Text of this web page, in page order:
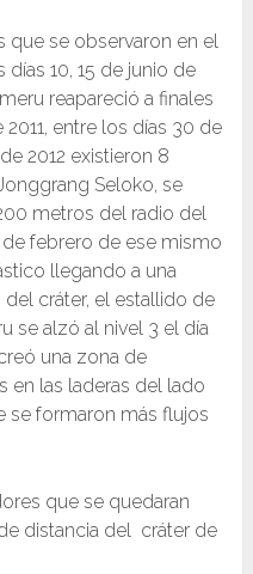
que se observaron en el
10, 15 de junio de
reapareció a finales
entre los días 30 de
2012 existieron 8
Seloko, se
metros del radio del
de febrero de ese mismo
llegando a una
cráter, el estallido de
se alzó al nivel 3 el día
una zona de
en las laderas del lado
se formaron más flujos
que se quedaran
distancia del cráter de